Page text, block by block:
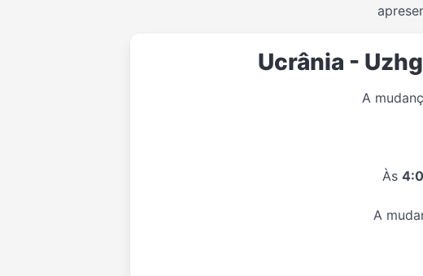
Ucrânia -
A
Às
A